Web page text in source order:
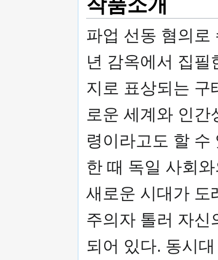
파업 선동 혐의로
년 감옥에서 집필
지로 표상되는 구
로운 세계와 인
령이라고도 할 수
한 때 독일 사회
새로운 시대가 도
주의자 톨러 자신
되어 있다. 동시